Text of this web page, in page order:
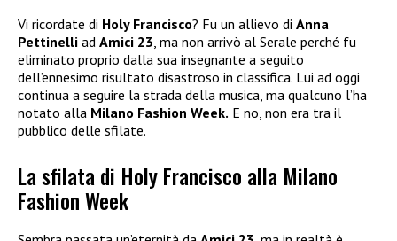
Vi ricordate di Holy Francisco? Fu un allievo di Anna
Pettinelli ad Amici 23, ma non arrivò al Serale perché fu
eliminato proprio dalla sua insegnante a seguito
dell’ennesimo risultato disastroso in classifica. Lui ad oggi
continua a seguire la strada della musica, ma qualcuno l’ha
notato alla Milano Fashion Week. E no, non era tra il
pubblico delle sfilate.
La sfilata di Holy Francisco alla Milano
Fashion Week